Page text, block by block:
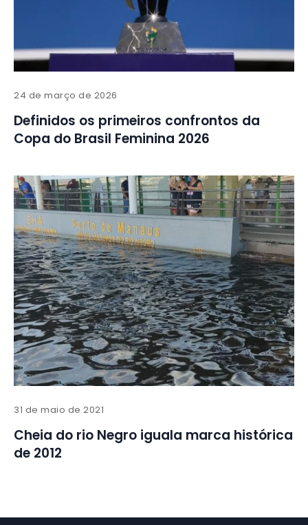
24 de março de 2026
Definidos os primeiros confrontos da
Copa do Brasil Feminina 2026
31 de maio de 2021
Cheia do rio Negro iguala marca histórica
de 2012